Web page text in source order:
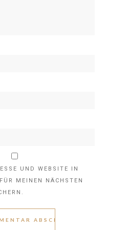
UND WEBSITE IN
MEINEN NÄCHSTEN